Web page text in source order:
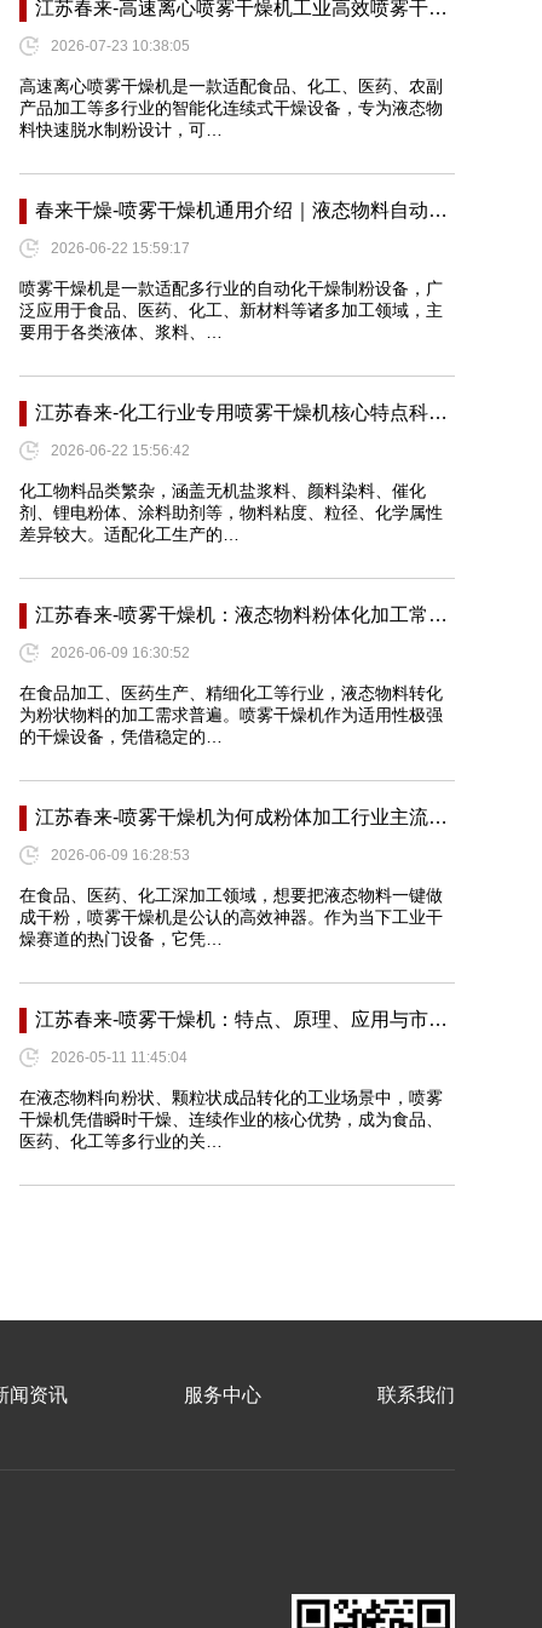
江苏春来-高速离心喷雾干燥机工业高效喷雾干…
2026-07-23 10:38:05
高速离心喷雾干燥机是一款适配食品、化工、医药、农副
产品加工等多行业的智能化连续式干燥设备，专为液态物
料快速脱水制粉设计，可…
春来干燥-喷雾干燥机通用介绍｜液态物料自动…
2026-06-22 15:59:17
喷雾干燥机是一款适配多行业的自动化干燥制粉设备，广
泛应用于食品、医药、化工、新材料等诸多加工领域，主
要用于各类液体、浆料、…
江苏春来-化工行业专用喷雾干燥机核心特点科…
2026-06-22 15:56:42
化工物料品类繁杂，涵盖无机盐浆料、颜料染料、催化
剂、锂电粉体、涂料助剂等，物料粘度、粒径、化学属性
差异较大。适配化工生产的…
江苏春来-喷雾干燥机：液态物料粉体化加工常…
2026-06-09 16:30:52
在食品加工、医药生产、精细化工等行业，液态物料转化
为粉状物料的加工需求普遍。喷雾干燥机作为适用性极强
的干燥设备，凭借稳定的…
江苏春来-喷雾干燥机为何成粉体加工行业主流…
2026-06-09 16:28:53
在食品、医药、化工深加工领域，想要把液态物料一键做
成干粉，喷雾干燥机是公认的高效神器。作为当下工业干
燥赛道的热门设备，它凭…
江苏春来-喷雾干燥机：特点、原理、应用与市…
2026-05-11 11:45:04
在液态物料向粉状、颗粒状成品转化的工业场景中，喷雾
干燥机凭借瞬时干燥、连续作业的核心优势，成为食品、
医药、化工等多行业的关…
闻资讯 服务中心 联系我们